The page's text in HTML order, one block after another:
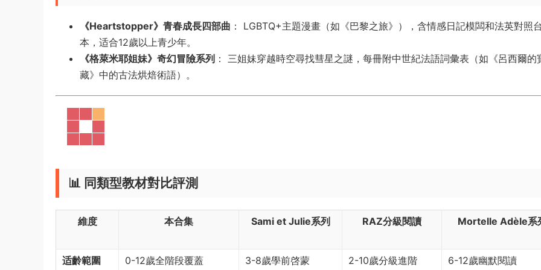
​《Heartstopper》青春成長四部曲​ ： LGBTQ+主題漫畫（如《巴黎之旅》），含情感日記模闆和法英對照
本，适合12歲以上青少年。
​《格萊米耶姐妹》奇幻冒險系列​ ： 三姐妹穿越時空尋找彗星之謎，每冊附中世紀法語詞彙表（如《呂西爾的
藏》中的古法烘焙術語）。
​📊 同類型教材對比評測​
​維度​ ​本合集​ ​Sami et Julie系列 ​RAZ分級閱讀 ​Mortelle Adèle系
​适齡範圍​ 0-12歲全階段覆蓋 3-8歲學前啓蒙 2-10歲分級進階 6-12歲幽默閱讀